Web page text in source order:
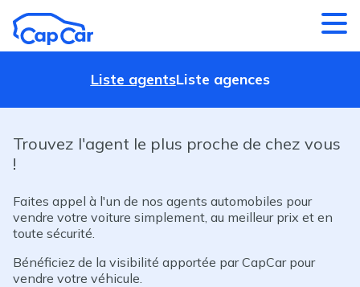
Liste agentsListe agences
Trouvez l'agent le plus proche de chez vous
!
Faites appel à l'un de nos agents automobiles pour
vendre votre voiture simplement, au meilleur prix et en
toute sécurité.
Bénéficiez de la visibilité apportée par CapCar pour
vendre votre véhicule.